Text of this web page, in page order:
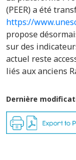
(PEER) a été
https://
propose
sur des
actuel reste
liés aux anciens
Dernière